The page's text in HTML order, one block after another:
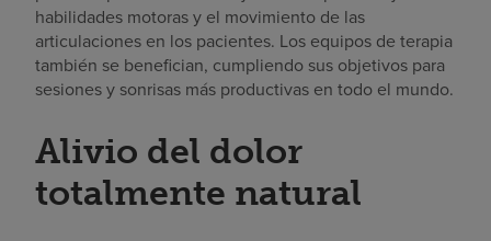
habilidades motoras y el movimiento de las
articulaciones en los pacientes. Los equipos de terapia
también se benefician, cumpliendo sus objetivos para
sesiones y sonrisas más productivas en todo el mundo.
Alivio del dolor
totalmente natural